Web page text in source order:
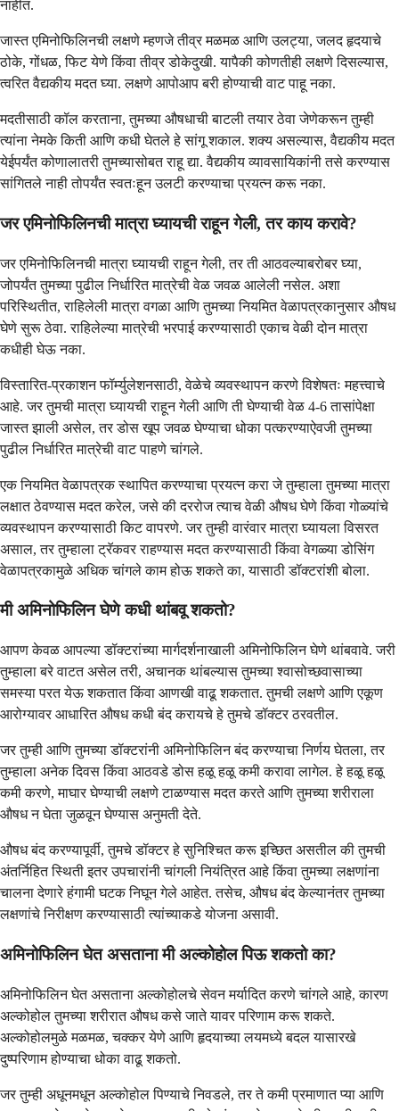
नाहीत.
जास्त एमिनोफिलिनची लक्षणे म्हणजे तीव्र मळमळ आणि उलट्या, जलद हृदयाचे
ठोके, गोंधळ, फिट येणे किंवा तीव्र डोकेदुखी. यापैकी कोणतीही लक्षणे दिसल्यास,
त्वरित वैद्यकीय मदत घ्या. लक्षणे आपोआप बरी होण्याची वाट पाहू नका.
मदतीसाठी कॉल करताना, तुमच्या औषधाची बाटली तयार ठेवा जेणेकरून तुम्ही
त्यांना नेमके किती आणि कधी घेतले हे सांगू शकाल. शक्य असल्यास, वैद्यकीय मदत
येईपर्यंत कोणालातरी तुमच्यासोबत राहू द्या. वैद्यकीय व्यावसायिकांनी तसे करण्यास
सांगितले नाही तोपर्यंत स्वतःहून उलटी करण्याचा प्रयत्न करू नका.
जर एमिनोफिलिनची मात्रा घ्यायची राहून गेली, तर काय करावे?
जर एमिनोफिलिनची मात्रा घ्यायची राहून गेली, तर ती आठवल्याबरोबर घ्या,
जोपर्यंत तुमच्या पुढील निर्धारित मात्रेची वेळ जवळ आलेली नसेल. अशा
परिस्थितीत, राहिलेली मात्रा वगळा आणि तुमच्या नियमित वेळापत्रकानुसार औषध
घेणे सुरू ठेवा. राहिलेल्या मात्रेची भरपाई करण्यासाठी एकाच वेळी दोन मात्रा
कधीही घेऊ नका.
विस्तारित-प्रकाशन फॉर्म्युलेशनसाठी, वेळेचे व्यवस्थापन करणे विशेषतः महत्त्वाचे
आहे. जर तुमची मात्रा घ्यायची राहून गेली आणि ती घेण्याची वेळ 4-6 तासांपेक्षा
जास्त झाली असेल, तर डोस खूप जवळ घेण्याचा धोका पत्करण्याऐवजी तुमच्या
पुढील निर्धारित मात्रेची वाट पाहणे चांगले.
एक नियमित वेळापत्रक स्थापित करण्याचा प्रयत्न करा जे तुम्हाला तुमच्या मात्रा
लक्षात ठेवण्यास मदत करेल, जसे की दररोज त्याच वेळी औषध घेणे किंवा गोळ्यांचे
व्यवस्थापन करण्यासाठी किट वापरणे. जर तुम्ही वारंवार मात्रा घ्यायला विसरत
असाल, तर तुम्हाला ट्रॅकवर राहण्यास मदत करण्यासाठी किंवा वेगळ्या डोसिंग
वेळापत्रकामुळे अधिक चांगले काम होऊ शकते का, यासाठी डॉक्टरांशी बोला.
मी अमिनोफिलिन घेणे कधी थांबवू शकतो?
आपण केवळ आपल्या डॉक्टरांच्या मार्गदर्शनाखाली अमिनोफिलिन घेणे थांबवावे. जरी
तुम्हाला बरे वाटत असेल तरी, अचानक थांबल्यास तुमच्या श्वासोच्छवासाच्या
समस्या परत येऊ शकतात किंवा आणखी वाढू शकतात. तुमची लक्षणे आणि एकूण
आरोग्यावर आधारित औषध कधी बंद करायचे हे तुमचे डॉक्टर ठरवतील.
जर तुम्ही आणि तुमच्या डॉक्टरांनी अमिनोफिलिन बंद करण्याचा निर्णय घेतला, तर
तुम्हाला अनेक दिवस किंवा आठवडे डोस हळू हळू कमी करावा लागेल. हे हळू हळू
कमी करणे, माघार घेण्याची लक्षणे टाळण्यास मदत करते आणि तुमच्या शरीराला
औषध न घेता जुळवून घेण्यास अनुमती देते.
औषध बंद करण्यापूर्वी, तुमचे डॉक्टर हे सुनिश्चित करू इच्छित असतील की तुमची
अंतर्निहित स्थिती इतर उपचारांनी चांगली नियंत्रित आहे किंवा तुमच्या लक्षणांना
चालना देणारे हंगामी घटक निघून गेले आहेत. तसेच, औषध बंद केल्यानंतर तुमच्या
लक्षणांचे निरीक्षण करण्यासाठी त्यांच्याकडे योजना असावी.
अमिनोफिलिन घेत असताना मी अल्कोहोल पिऊ शकतो का?
अमिनोफिलिन घेत असताना अल्कोहोलचे सेवन मर्यादित करणे चांगले आहे, कारण
अल्कोहोल तुमच्या शरीरात औषध कसे जाते यावर परिणाम करू शकते.
अल्कोहोलमुळे मळमळ, चक्कर येणे आणि हृदयाच्या लयमध्ये बदल यासारखे
दुष्परिणाम होण्याचा धोका वाढू शकतो.
जर तुम्ही अधूनमधून अल्कोहोल पिण्याचे निवडले, तर ते कमी प्रमाणात प्या आणि